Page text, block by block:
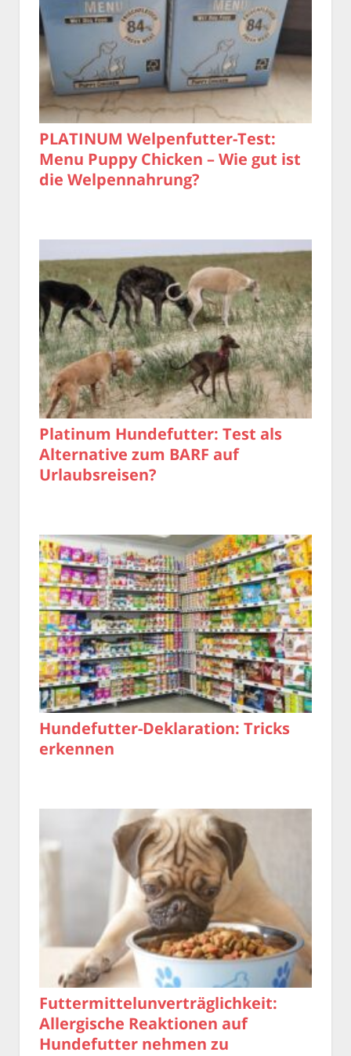
PLATINUM Welpenfutter-Test:
Menu Puppy Chicken – Wie gut ist
die Welpennahrung?
Platinum Hundefutter: Test als
Alternative zum BARF auf
Urlaubsreisen?
Hundefutter-Deklaration: Tricks
erkennen
Futtermittelunverträglichkeit:
Allergische Reaktionen auf
Hundefutter nehmen zu